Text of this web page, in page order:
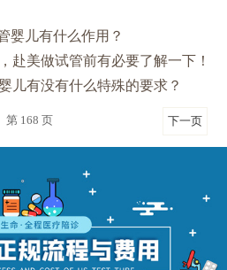
婴儿有什么作用？
赴美做试管前有必要了解一下！
儿有没有什么特殊的要求？
第 168 页 下一页